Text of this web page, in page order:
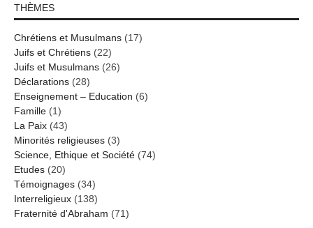
THÈMES
Chrétiens et Musulmans (17)
Juifs et Chrétiens (22)
Juifs et Musulmans (26)
Déclarations (28)
Enseignement – Education (6)
Famille (1)
La Paix (43)
Minorités religieuses (3)
Science, Ethique et Société (74)
Etudes (20)
Témoignages (34)
Interreligieux (138)
Fraternité d'Abraham (71)